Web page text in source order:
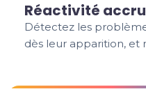
Réactivité
Détectez les
dès leur apparition, et